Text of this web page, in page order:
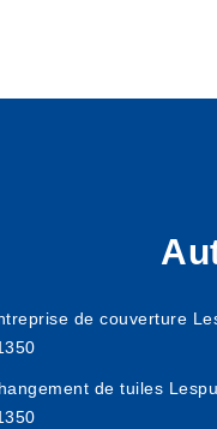
de couverture
de tuiles